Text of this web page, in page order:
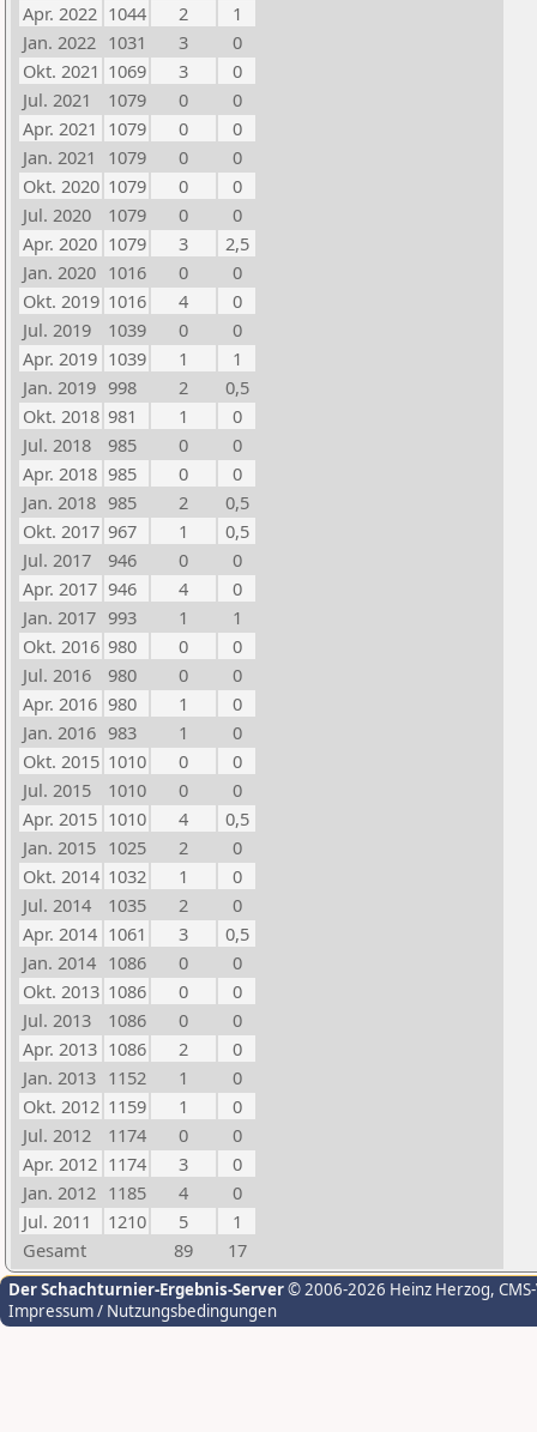
Apr. 2022 1044 2
1
Jan. 2022 1031 3
0
Okt. 2021 1069 3
0
Jul. 2021
1079 0
0
Apr. 2021 1079 0
0
Jan. 2021
1079 0
0
Okt. 2020 1079 0
0
Jul. 2020
1079 0
0
Apr. 2020 1079 3
2,5
Jan. 2020 1016 0
0
Okt. 2019 1016 4
0
Jul. 2019
1039 0
0
Apr. 2019 1039 1
1
Jan. 2019 998 2
0,5
Okt. 2018 981 1
0
Jul. 2018
985 0
0
Apr. 2018 985 0
0
Jan. 2018 985 2
0,5
Okt. 2017 967 1
0,5
Jul. 2017
946 0
0
Apr. 2017 946 4
0
Jan. 2017 993 1
1
Okt. 2016 980 0
0
Jul. 2016
980 0
0
Apr. 2016 980 1
0
Jan. 2016 983 1
0
Okt. 2015 1010 0
0
Jul. 2015
1010 0
0
Apr. 2015 1010 4
0,5
Jan. 2015 1025 2
0
Okt. 2014 1032 1
0
Jul. 2014
1035 2
0
Apr. 2014 1061 3
0,5
Jan. 2014 1086 0
0
Okt. 2013 1086 0
0
Jul. 2013
1086 0
0
Apr. 2013 1086 2
0
Jan. 2013 1152 1
0
Okt. 2012 1159 1
0
Jul. 2012
1174 0
0
Apr. 2012 1174 3
0
Jan. 2012 1185 4
0
Jul. 2011
1210 5
1
Gesamt
89 17
Der Schachturnier-Ergebnis-Server© 2006-2026 Heinz Herzog,
Impressum / Nutzungsbedingungen